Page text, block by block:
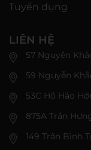
Tuyển dụng
LIÊN HỆ
57 Nguyễn
59 Nguyễn
53C Hồ Hảo
875A Trần
149 Trần Bình